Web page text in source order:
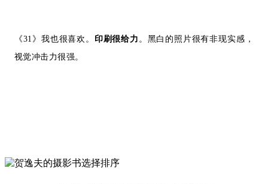
《31》我也很喜欢。 印刷很给力 。黑白的照片很有非现实感，
视觉冲击力很强。